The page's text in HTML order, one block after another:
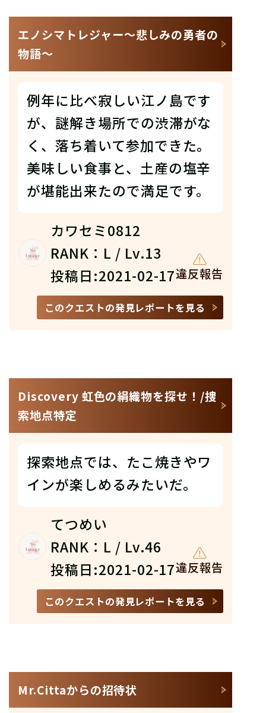
エノシマトレジャー〜悲しみの勇者の
物語〜
例年に比べ寂しい江ノ島です
が、謎解き場所での渋滞がな
く、落ち着いて参加できた。
美味しい食事と、土産の塩辛
が堪能出来たので満足です。
カワセミ0812
RANK：L / Lv.13
投稿日:2021-02-17違反報告
このクエストの発見レポートを見る
Discovery 虹色の絹織物を探せ！/捜
索地点特定
探索地点では、たこ焼きやワ
インが楽しめるみたいだ。
てつめい
RANK：L / Lv.46
投稿日:2021-02-17違反報告
このクエストの発見レポートを見る
Mr.Cittaからの招待状